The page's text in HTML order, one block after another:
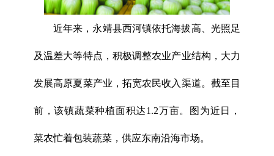
近年来，永靖县西河镇依托海拔高、光照足
及温差大等特点，积极调整农业产业结构，大力
发展高原夏菜产业，拓宽农民收入渠道。截至目
前，该镇蔬菜种植面积达1.2万亩。图为近日，
菜农忙着包装蔬菜，供应东南沿海市场。